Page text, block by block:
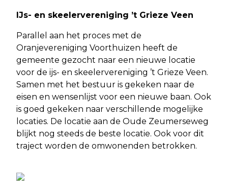
IJs- en skeelervereniging ’t Grieze Veen
Parallel aan het proces met de
Oranjevereniging Voorthuizen heeft de
gemeente gezocht naar een nieuwe locatie
voor de ijs- en skeelervereniging ’t Grieze Veen.
Samen met het bestuur is gekeken naar de
eisen en wensenlijst voor een nieuwe baan. Ook
is goed gekeken naar verschillende mogelijke
locaties. De locatie aan de Oude Zeumerseweg
blijkt nog steeds de beste locatie. Ook voor dit
traject worden de omwonenden betrokken.